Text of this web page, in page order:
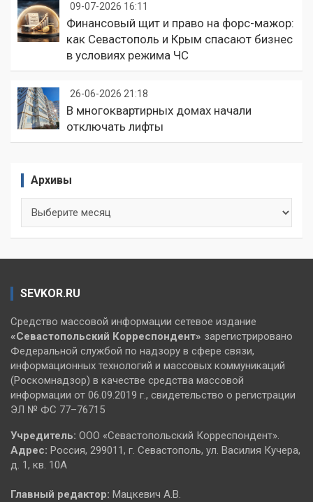
09-07-2026 16:11
Финансовый щит и право на форс-мажор:
как Севастополь и Крым спасают бизнес
в условиях режима ЧС
26-06-2026 21:18
В многоквартирных домах начали
отключать лифты
Архивы
SEVKOR.RU
Средство массовой информации сетевое издание
«Севастопольский Корреспондент» зарегистрировано
Федеральной службой по надзору в сфере связи,
информационных технологий и массовых коммуникаций
(Роскомнадзор) в качестве средства массовой
информации от 06.09.2019 г., свидетельство о регистрации
ЭЛ № ФС 77–76715
Учредитель: ООО «Севастопольский Корреспондент».
Адрес: Россия, 299011, г. Севастополь, ул. Василия Кучера,
д. 1, кв. 10А
Главный редактор: Мацкевич А.В.